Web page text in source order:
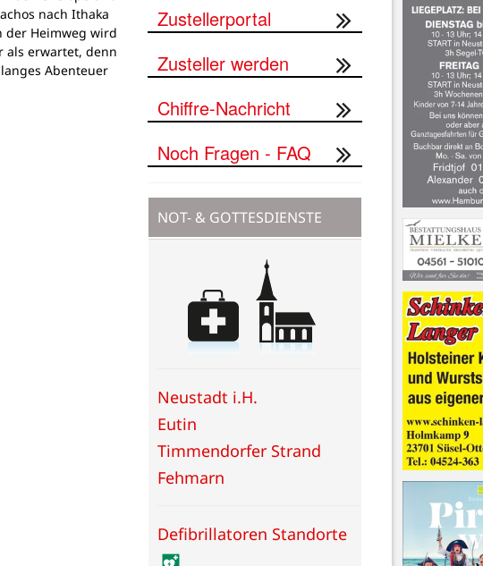
nach Ithaka
der Heimweg wird
als erwartet, denn
Abenteuer
Zustellerportal
Zusteller werden
Chiffre-Nachricht
Noch Fragen - FAQ
NOT- & GOTTESDIENSTE
Neustadt i.H.
Eutin
Timmendorfer Strand
Fehmarn
Defibrillatoren Standorte